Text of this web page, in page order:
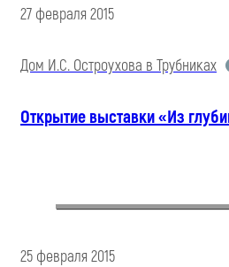
27 февраля 2015
Дом И.С. Остроухова в Трубниках
Открытие выставки «Из
25 февраля 2015